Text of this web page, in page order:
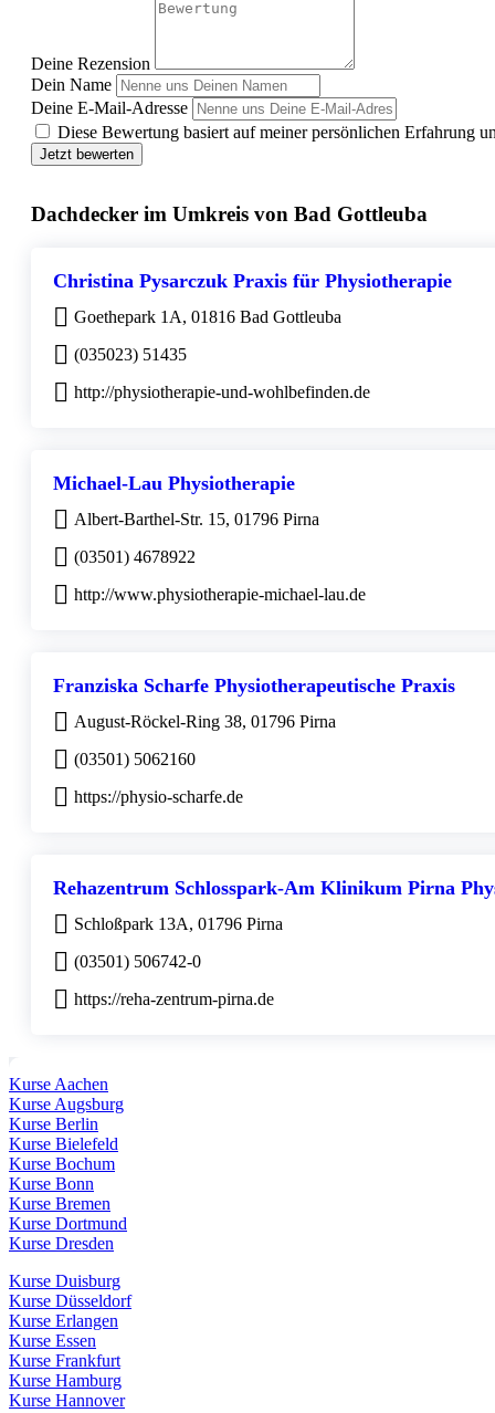
Deine Rezension
Dein Name
Deine E-Mail-Adresse
Diese Bewertung basiert auf meiner persönlichen Erfahrung
Jetzt bewerten
Dachdecker im Umkreis von Bad Gottleuba
Christina Pysarczuk Praxis für Physiotherapie
Goethepark 1A, 01816 Bad Gottleuba
(035023) 51435
http://physiotherapie-und-wohlbefinden.de
Michael-Lau Physiotherapie
Albert-Barthel-Str. 15, 01796 Pirna
(03501) 4678922
http://www.physiotherapie-michael-lau.de
Franziska Scharfe Physiotherapeutische Praxis
August-Röckel-Ring 38, 01796 Pirna
(03501) 5062160
https://physio-scharfe.de
Rehazentrum Schlosspark-Am Klinikum Pirna
Schloßpark 13A, 01796 Pirna
(03501) 506742-0
https://reha-zentrum-pirna.de
Kurse Aachen
Kurse Augsburg
Kurse Berlin
Kurse Bielefeld
Kurse Bochum
Kurse Bonn
Kurse Bremen
Kurse Dortmund
Kurse Dresden
Kurse Duisburg
Kurse Düsseldorf
Kurse Erlangen
Kurse Essen
Kurse Frankfurt
Kurse Hamburg
Kurse Hannover